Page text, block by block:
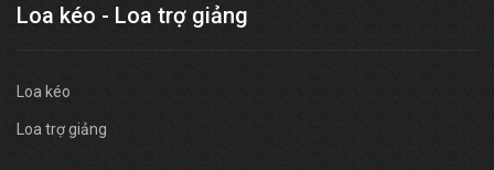
Loa kéo - Loa trợ giảng
Loa kéo
Loa trợ giảng